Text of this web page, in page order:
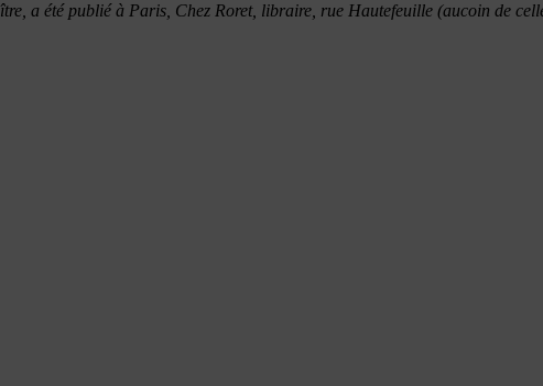
a été publié à Paris, Chez Roret, libraire, rue Hautefeuille (aucoin de